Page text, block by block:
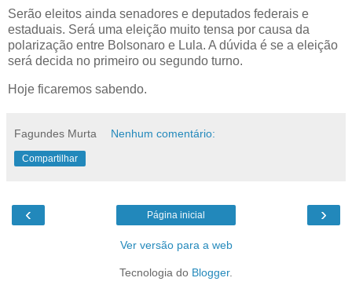
Serão eleitos ainda senadores e deputados federais e
estaduais. Será uma eleição muito tensa por causa da
polarização entre Bolsonaro e Lula. A dúvida é se a eleição
será decida no primeiro ou segundo turno.
Hoje ficaremos sabendo.
Fagundes Murta Nenhum comentário:
Compartilhar
‹ ›
Página inicial
Ver versão para a web
Tecnologia do Blogger.